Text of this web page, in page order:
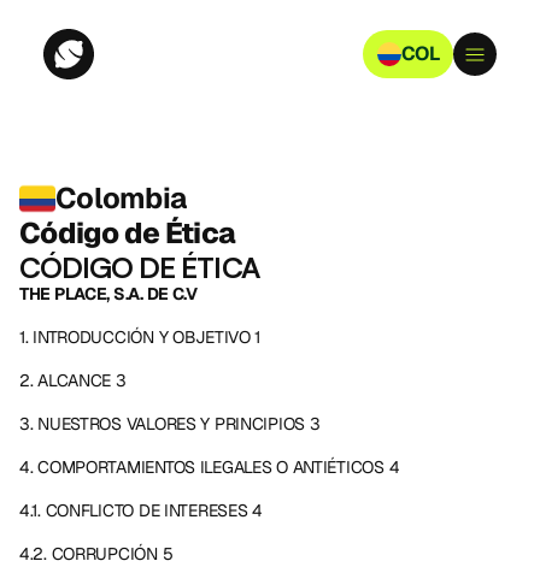
COL
Colombia
Código de Ética
CÓDIGO DE ÉTICA
THE PLACE, S.A. DE C.V
1. INTRODUCCIÓN Y OBJETIVO 1
2. ALCANCE 3
3. NUESTROS VALORES Y PRINCIPIOS 3
4. COMPORTAMIENTOS ILEGALES O ANTIÉTICOS 4
4.1. CONFLICTO DE INTERESES 4
4.2. CORRUPCIÓN 5